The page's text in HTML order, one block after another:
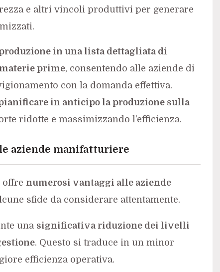
e altri vincoli produttivi per generare
in una lista dettagliata di
prime, consentendo alle aziende di
con la domanda effettiva.
in anticipo la produzione sulla
ridotte e massimizzando l’efficienza.
aziende manifatturiere
offre numerosi vantaggi alle aziende
sfide da considerare attentamente.
una significativa riduzione dei livelli
. Questo si traduce in un minor
efficienza operativa.